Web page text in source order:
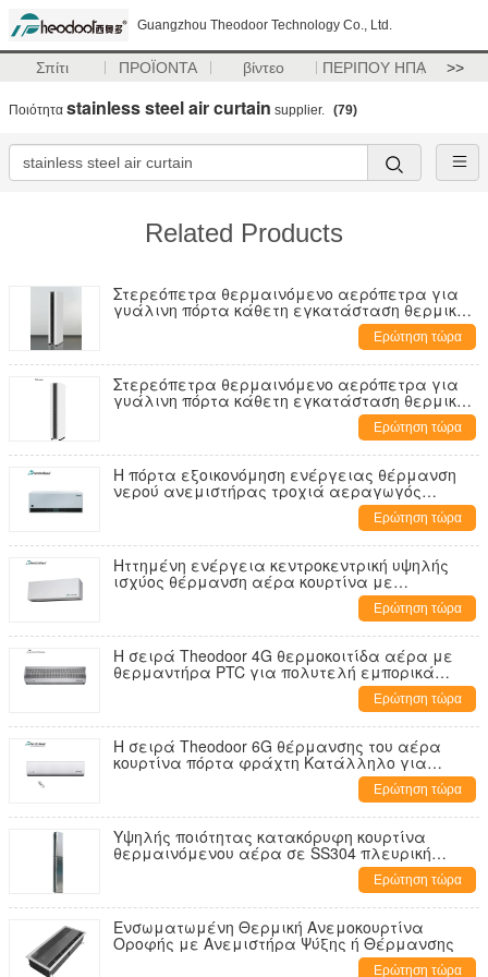
Guangzhou Theodoor Technology Co., Ltd.
Σπίτι ΠΡΟΪΟΝΤΑ βίντεο ΠΕΡΙΠΟΥ ΗΠΑ >>
Ποιότητα stainless steel air curtain supplier. (79)
Related Products
Στερεόπετρα θερμαινόμενο αερόπετρα για
γυάλινη πόρτα κάθετη εγκατάσταση θερμική
Ερώτηση τώρα
Στερεόπετρα θερμαινόμενο αερόπετρα για
γυάλινη πόρτα κάθετη εγκατάσταση θερμική
Ερώτηση τώρα
Η πόρτα εξοικονόμηση ενέργειας θέρμανση
νερού ανεμιστήρας τροχιά αεραγωγός
κουρτίνα αεραγωγός πόρτα αεραγωγός
φραγμός με χειμερινό και καλοκαιρινό
διακόπτη
Ερώτηση τώρα
Ηττημένη ενέργεια κεντροκεντρική υψηλής
ισχύος θέρμανση αέρα κουρτίνα με
Ερώτηση τώρα
Η σειρά Theodoor 4G θερμοκοιτίδα αέρα με
θερμαντήρα PTC για πολυτελή εμπορικά
κέντρα, σταθμούς, ξενοδοχεία και εστιατόρια
Ερώτηση τώρα
Η σειρά Theodoor 6G θέρμανσης του αέρα
κουρτίνα πόρτα φράχτη Κατάλληλο για
εστιατόρια, ξενοδοχεία, κατάστημα 0,9m-1,8m
Ερώτηση τώρα
Υψηλής ποιότητας κατακόρυφη κουρτίνα
θερμαινόμενου αέρα σε SS304 πλευρική
πόρτα φουσκωτή κουρτίνα ανεμιστήρα για το
Ερώτηση τώρα
Ενσωματωμένη Θερμική Ανεμοκουρτίνα
Οροφής με Ανεμιστήρα Ψύξης ή Θέρμανσης
Ερώτηση τώρα